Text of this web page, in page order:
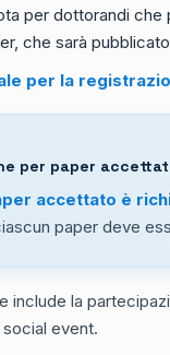
per dottorandi che
che sarà
per la
per paper
accettato è
paper deve
include la
event.